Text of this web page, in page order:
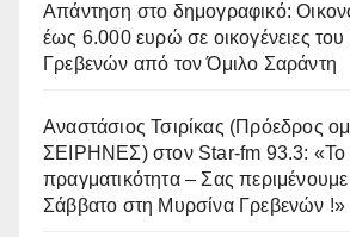
Απάντηση στο δημογραφικό:
έως 6.000 ευρώ σε οικογένειες του
Γρεβενών από τον Όμιλο Σαράντη
Αναστάσιος Τσιρίκας (Πρόεδρος
ΣΕΙΡΗΝΕΣ) στον Star-fm 93.3: «Το
πραγματικότητα – Σας
Σάββατο στη Μυρσίνα Γρεβενών